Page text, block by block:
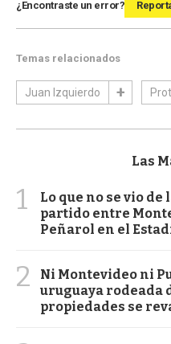
¿Encontraste un error?
Temas relacionados
Juan Izquierdo
Las
1
Lo que no se vio
partido entre
Peñarol en el
2
Ni Montevideo ni
uruguaya rodeada
propiedades se